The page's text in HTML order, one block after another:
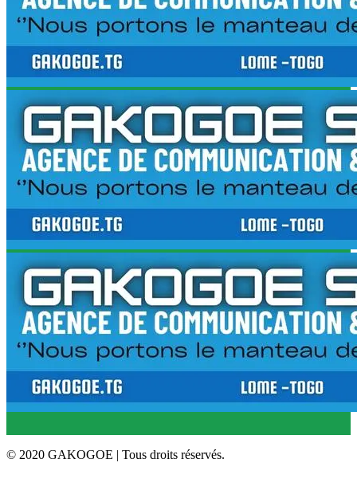
© 2020 GAKOGOE | Tous droits réservés.